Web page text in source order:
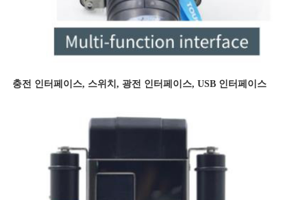
충전 인터페이스, 스위치, 광전 인터페이스, USB 인터페이스